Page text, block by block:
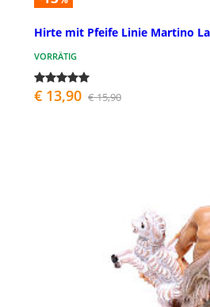
Hirte mit Pfeife Linie Martino
VORRÄTIG
€ 13,90 € 15,90